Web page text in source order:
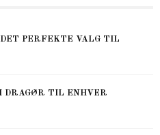
PERFEKTE VALG TIL
DRAGØR TIL ENHVER